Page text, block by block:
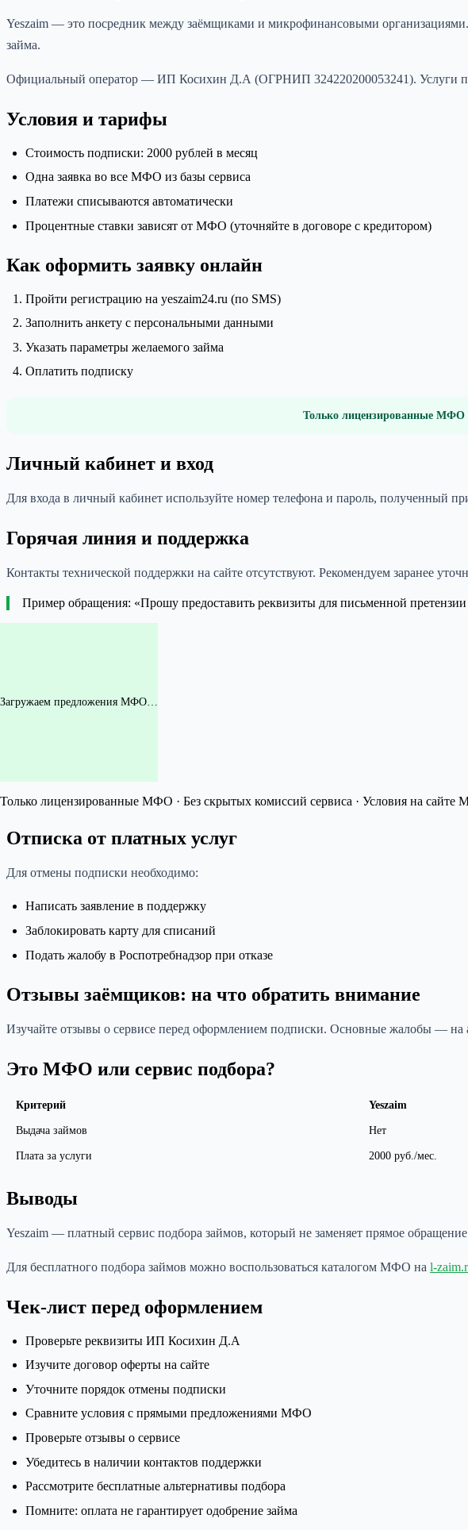
Yeszaim — это посредник между заёмщиками и микрофинансовыми
займа.
Официальный оператор — ИП Косихин Д.А (ОГРНИП 324220200053241). Услуги
Условия и тарифы
Стоимость подписки: 2000 рублей в месяц
Одна заявка во все МФО из базы сервиса
Платежи списываются автоматически
Процентные ставки зависят от МФО (уточняйте в договоре с кредитором)
Как оформить заявку онлайн
Пройти регистрацию на yeszaim24.ru (по SMS)
Заполнить анкету с персональными данными
Указать параметры желаемого займа
Оплатить подписку
Только лицензированные МФО
Личный кабинет и вход
Для входа в личный кабинет используйте номер телефона и пароль, полученный
Горячая линия и поддержка
Контакты технической поддержки на сайте отсутствуют. Рекомендуем заранее
Пример обращения: «Прошу предоставить реквизиты для письменной
Загружаем предложения МФО…
Только лицензированные МФО · Без скрытых комиссий сервиса · Условия на сайте
Отписка от платных услуг
Для отмены подписки необходимо:
Написать заявление в поддержку
Заблокировать карту для списаний
Подать жалобу в Роспотребнадзор при отказе
Отзывы заёмщиков: на что обратить внимание
Изучайте отзывы о сервисе перед оформлением подписки. Основные жалобы — на
Это МФО или сервис подбора?
Критерий Yeszaim
Выдача займов Нет
Плата за услуги 2000 руб./мес.
Выводы
Yeszaim — платный сервис подбора займов, который не заменяет прямое
Для бесплатного подбора займов можно воспользоваться каталогом МФО на l-
Чек-лист перед оформлением
Проверьте реквизиты ИП Косихин Д.А
Изучите договор оферты на сайте
Уточните порядок отмены подписки
Сравните условия с прямыми предложениями МФО
Проверьте отзывы о сервисе
Убедитесь в наличии контактов поддержки
Рассмотрите бесплатные альтернативы подбора
Помните: оплата не гарантирует одобрение займа